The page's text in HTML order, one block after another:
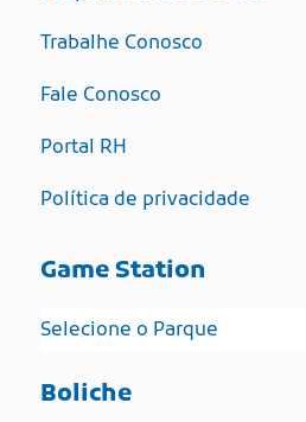
Trabalhe Conosco
Fale Conosco
Portal RH
Política de privacidade
Game Station
Boliche